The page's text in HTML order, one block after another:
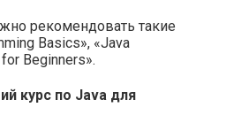
рекомендовать такие
Basics», «Java
Beginners».
курс по Java для